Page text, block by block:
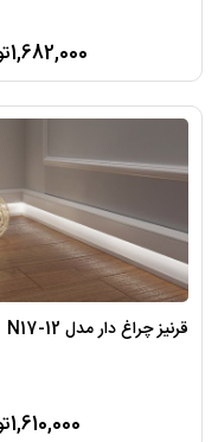
1,682,000تومان
قرنیز چراغ دار مدل N17-12
1,610,000تومان